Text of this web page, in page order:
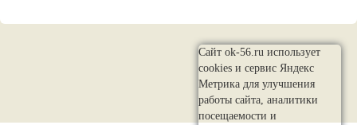
Сайт ok-56.ru использует
cookies и сервис Яндекс
Метрика для улучшения
работы сайта, аналитики
посещаемости и